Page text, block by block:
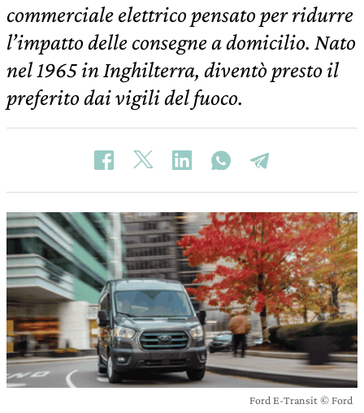
commerciale elettrico pensato per ridurre
l’impatto delle consegne a domicilio. Nato
nel 1965 in Inghilterra, diventò presto il
preferito dai vigili del fuoco.
Ford E-Transit © Ford